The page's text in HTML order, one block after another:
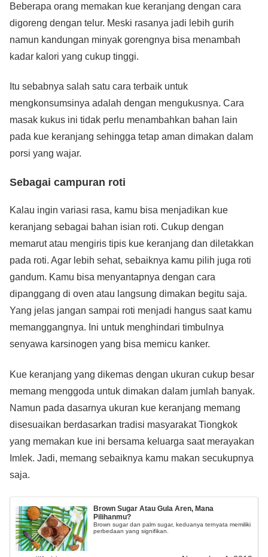
Beberapa orang memakan kue keranjang dengan cara
digoreng dengan telur. Meski rasanya jadi lebih gurih
namun kandungan minyak gorengnya bisa menambah
kadar kalori yang cukup tinggi.
Itu sebabnya salah satu cara terbaik untuk
mengkonsumsinya adalah dengan mengukusnya. Cara
masak kukus ini tidak perlu menambahkan bahan lain
pada kue keranjang sehingga tetap aman dimakan dalam
porsi yang wajar.
Sebagai campuran roti
Kalau ingin variasi rasa, kamu bisa menjadikan kue
keranjang sebagai bahan isian roti. Cukup dengan
memarut atau mengiris tipis kue keranjang dan diletakkan
pada roti. Agar lebih sehat, sebaiknya kamu pilih juga roti
gandum. Kamu bisa menyantapnya dengan cara
dipanggang di oven atau langsung dimakan begitu saja.
Yang jelas jangan sampai roti menjadi hangus saat kamu
memanggangnya. Ini untuk menghindari timbulnya
senyawa karsinogen yang bisa memicu kanker.
Kue keranjang yang dikemas dengan ukuran cukup besar
memang menggoda untuk dimakan dalam jumlah banyak.
Namun pada dasarnya ukuran kue keranjang memang
disesuaikan berdasarkan tradisi masyarakat Tiongkok
yang memakan kue ini bersama keluarga saat merayakan
Imlek. Jadi, memang sebaiknya kamu makan secukupnya
saja.
Brown Sugar Atau Gula Aren, Mana
Pilihanmu?
Brown sugar dan palm sugar, keduanya ternyata memiliki
perbedaan yang signifikan.